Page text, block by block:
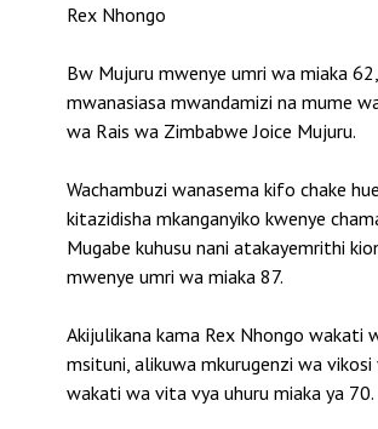
Rex Nhongo
Bw Mujuru mwenye umri wa miaka
mwanasiasa mwandamizi na mume
wa Rais wa Zimbabwe Joice Mujuru.
Wachambuzi wanasema kifo chake
kitazidisha mkanganyiko kwenye
Mugabe kuhusu nani atakayemrithi
mwenye umri wa miaka 87.
Akijulikana kama Rex Nhongo wakati
msituni, alikuwa mkurugenzi wa vikosi
wakati wa vita vya uhuru miaka ya 70.